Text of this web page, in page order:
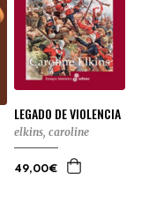
LEGADO DE VIOLENCIA
elkins, caroline
49,00€